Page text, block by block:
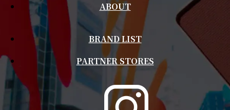
ABOUT
BRAND LIST
PARTNER STORES